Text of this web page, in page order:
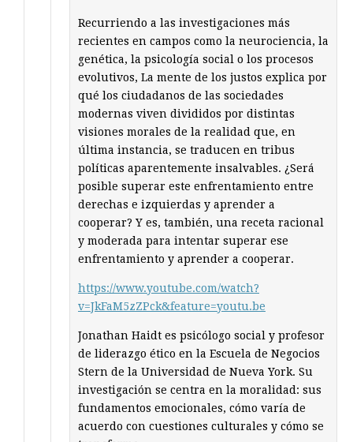
Recurriendo a las investigaciones más
recientes en campos como la neurociencia, la
genética, la psicología social o los procesos
evolutivos, La mente de los justos explica por
qué los ciudadanos de las sociedades
modernas viven divididos por distintas
visiones morales de la realidad que, en
última instancia, se traducen en tribus
políticas aparentemente insalvables. ¿Será
posible superar este enfrentamiento entre
derechas e izquierdas y aprender a
cooperar? Y es, también, una receta racional
y moderada para intentar superar ese
enfrentamiento y aprender a cooperar.
https://www.youtube.com/watch?
v=JkFaM5zZPck&feature=youtu.be
Jonathan Haidt es psicólogo social y profesor
de liderazgo ético en la Escuela de Negocios
Stern de la Universidad de Nueva York. Su
investigación se centra en la moralidad: sus
fundamentos emocionales, cómo varía de
acuerdo con cuestiones culturales y cómo se